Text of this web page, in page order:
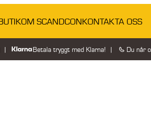
OM SCANDCONKONTAKTA OSS
Betala tryggt med Klarna! Du når